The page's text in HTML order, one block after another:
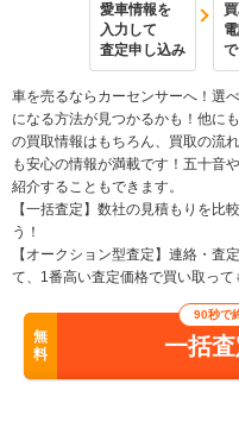
愛車情報を
入力して
査定申し込み
車を売るならカーセンサーへ！選
になる方法が見つかるかも！他に
の買取情報はもちろん、買取の流
も安心の情報が満載です！五十音
紹介することもできます。
【一括査定】数社の見積もりを比
う！
【オークション型査定】連絡・査
て、1番高い査定価格で買い取って
無
料
90秒で
一括